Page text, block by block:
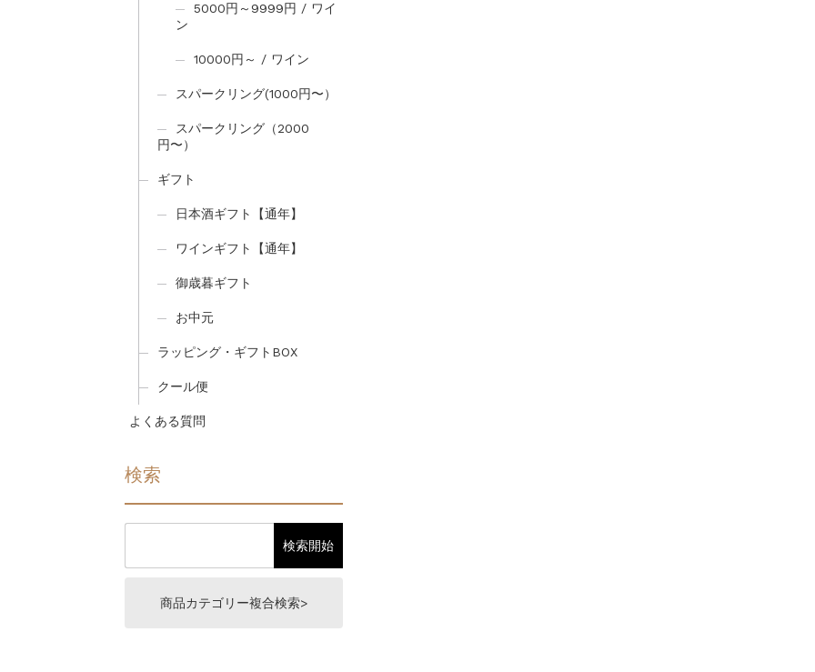
5000円～9999円 / ワイ
ン
10000円～ / ワイン
スパークリング(1000円〜）
スパークリング（2000
円〜）
ギフト
日本酒ギフト【通年】
ワインギフト【通年】
御歳暮ギフト
お中元
ラッピング・ギフトBOX
クール便
よくある質問
検索
商品カテゴリー複合検索>